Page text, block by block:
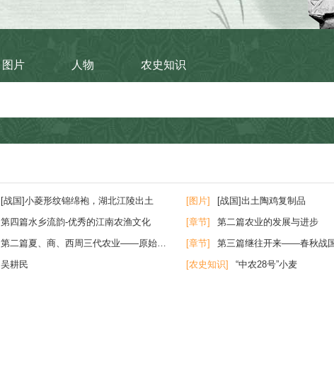
图片 人物 农史知识
[战国]小菱形纹锦绵袍，湖北江陵出土 [图片] [战国]出土陶鸡复制品
第四篇水乡流韵-优秀的江南农渔文化 [章节] 第二篇农业的发展与进步
第二篇夏、商、西周三代农业——原始社会时期的农业 [章节] 第三篇继往开来——春秋战
吴耕民 [农史知识] “中农28号”小麦